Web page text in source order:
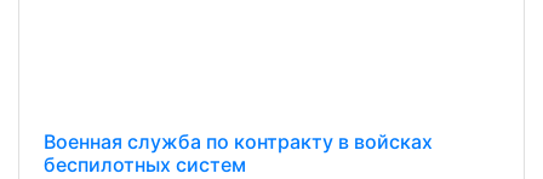
Военная служба по контракту в войсках
беспилотных систем